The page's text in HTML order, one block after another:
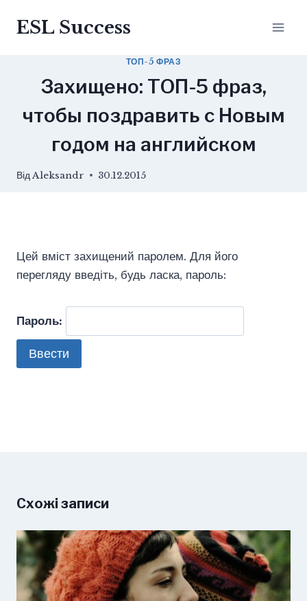
ESL Success
ТОП-5 ФРАЗ
Захищено: ТОП-5 фраз,
чтобы поздравить с Новым
годом на английском
ВідAleksandr 30.12.2015
Цей вміст захищений паролем. Для його
перегляду введіть, будь ласка, пароль:
Пароль:
Схожі записи